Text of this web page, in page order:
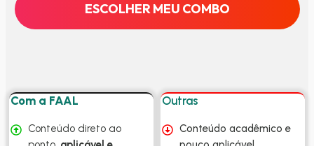
ESCOLHER MEU COMBO
Com a FAAL
Conteúdo direto ao
Outras
Conteúdo acadêmico e